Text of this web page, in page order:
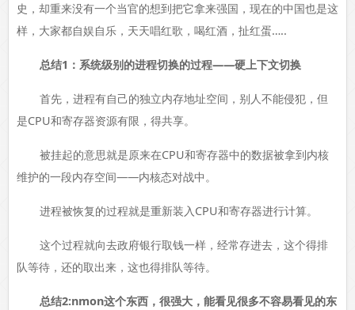
史，却重来没有一个当官的想到把它拿来强国，现在的中国也是这
样，大家都自娱自乐，天天唱红歌，喝红酒，扯红蛋…..
总结1：系统级别的进程切换的过程——硬上下文切换
首先，进程有自己的独立内存地址空间，别人不能侵犯，但
是CPU和寄存器资源有限，得共享。
被挂起的意思就是原来在CPU和寄存器中的数据被拿到内核
维护的一段内存空间——内核态对战中。
进程被恢复的过程就是重新装入CPU和寄存器进行计算。
这个过程就向去政府银行取钱一样，经常存进去，这个得排
队等待，还的取出来，这也得排队等待。
总结2:nmon这个东西，很强大，能看见很多不容易看见的东